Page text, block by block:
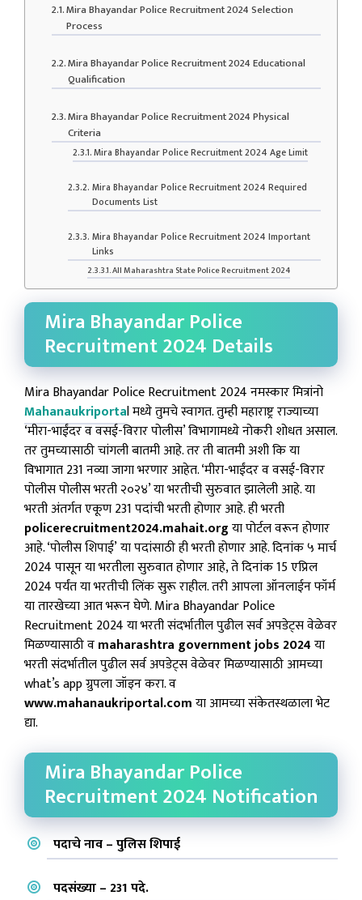
Mira Bhayandar Police Recruitment 2024 Selection
Process
Mira Bhayandar Police Recruitment 2024 Educational
Qualification
Mira Bhayandar Police Recruitment 2024 Physical
Criteria
Mira Bhayandar Police Recruitment 2024 Age Limit
Mira Bhayandar Police Recruitment 2024 Required
Documents List
Mira Bhayandar Police Recruitment 2024 Important
Links
All Maharashtra State Police Recruitment 2024
Mira Bhayandar Police
Recruitment 2024 Details
Mira Bhayandar Police Recruitment 2024 नमस्कार मित्रांनो
Mahanaukriportal मध्ये तुमचे स्वागत. तुम्ही महाराष्ट्र राज्याच्या
‘मीरा-भाईंदर व वसई-विरार पोलीस’ विभागामध्ये नोकरी शोधत असाल.
तर तुमच्यासाठी चांगली बातमी आहे. तर ती बातमी अशी कि या
विभागात 231 नव्या जागा भरणार आहेत. ‘मीरा-भाईंदर व वसई-विरार
पोलीस पोलीस भरती २०२४’ या भरतीची सुरुवात झालेली आहे. या
भरती अंतर्गत एकूण 231 पदांची भरती होणार आहे. ही भरती
policerecruitment2024.mahait.orgया पोर्टल वरून होणार
आहे. ‘पोलीस शिपाई’ या पदांसाठी ही भरती होणार आहे. दिनांक ५ मार्च
2024 पासून या भरतीला सुरुवात होणार आहे, ते दिनांक 15 एप्रिल
2024 पर्यंत या भरतीची लिंक सुरू राहील. तरी आपला ऑनलाईन फॉर्म
या तारखेच्या आत भरून घेणे. Mira Bhayandar Police
Recruitment 2024या भरती संदर्भातील पुढील सर्व अपडेट्स वेळेवर
मिळण्यासाठी वmaharashtra government jobs 2024या
भरती संदर्भातील पुढील सर्व अपडेट्स वेळेवर मिळण्यासाठी आमच्या
what’s app ग्रुपला जॉइन करा. व
www.mahanaukriportal.comया आमच्या संकेतस्थळाला भेट
द्या.
Mira Bhayandar Police
Recruitment 2024 Notification
पदाचे नाव – पुलिस शिपाई
पदसंख्या – 231 पदे.